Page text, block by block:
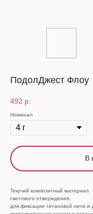
ПодолДжест Флоу
492 р.
Номинал
В
Текучий композитный материал
светового отверждения,
для фиксации титановой нити и